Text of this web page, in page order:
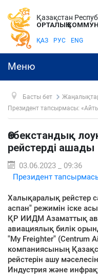
Қазақстан
ОРТАЛЫҚ
ҚАЗ РУС ENG
Меню
Басты бет
Президент тапсырмасы:
Өзбекстандық
рейстерді ашады
03.06.2023 _ 09:36
Президент
Халықаралық рейстер
аспан" режимін іске
ҚР ИИДМ Азаматтық
авиациялық билік
"My Freighter" (Centrum
компаниясының
рейстерін ашу
Индустрия және